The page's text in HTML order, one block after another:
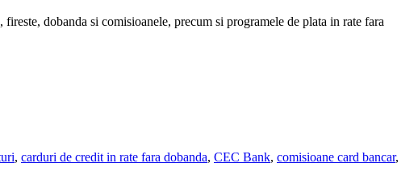
dobanda si comisioanele, precum si programele de plata in rate fara
, carduri de credit in rate fara dobanda, CEC Bank, comisioane card bancar,